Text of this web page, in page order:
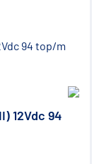
12Vdc 94